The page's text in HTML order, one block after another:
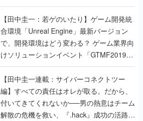
のいたり】
【田中圭一：若ゲのいたり】ゲーム開発統
合環境「Unreal Engine」最新バージョン
で、開発環境はどう変わる？ ゲーム業界向
けソリューションイベント「GTMF2019」
に行って、より理解を深めよう【PR】
【田中圭一連載：サイバーコネクトツー
編】すべての責任はオレが取る。だから、
付いてきてくれないか──男の熱意はチーム
解散の危機を救い、『.hack』成功の活路を